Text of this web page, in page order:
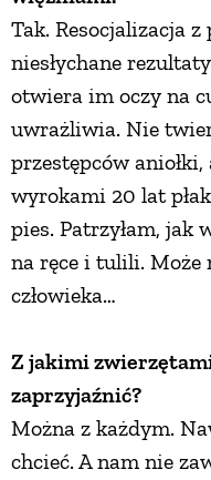
Tak. Resocjalizacja
niesłychane
otwiera im oczy na
uwrażliwia. Nie
przestępców
wyrokami 20 lat
pies. Patrzyłam,
na ręce i tulili.
człowieka…
Z jakimi
zaprzyjaźnić?
Można z każdym.
chcieć. A nam nie